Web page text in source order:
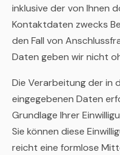
inklusive der von Ihnen
Kontaktdaten zwecks
den Fall von
Daten geben wir nicht
Die Verarbeitung der in
eingegebenen Daten
Grundlage Ihrer
Sie können diese
reicht eine formlose